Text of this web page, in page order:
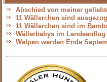
Abschied von meiner
11 Wällerchen sind
11 Wällerchen sind im
Wällerbabys im Landeanflug
Welpen werden Ende